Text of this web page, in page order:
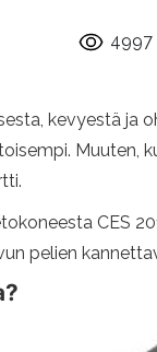
4997
kevyestä
Muuten,
CES
pelien